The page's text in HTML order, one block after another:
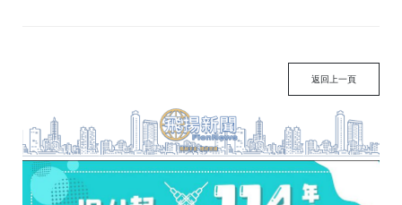
返回上一頁